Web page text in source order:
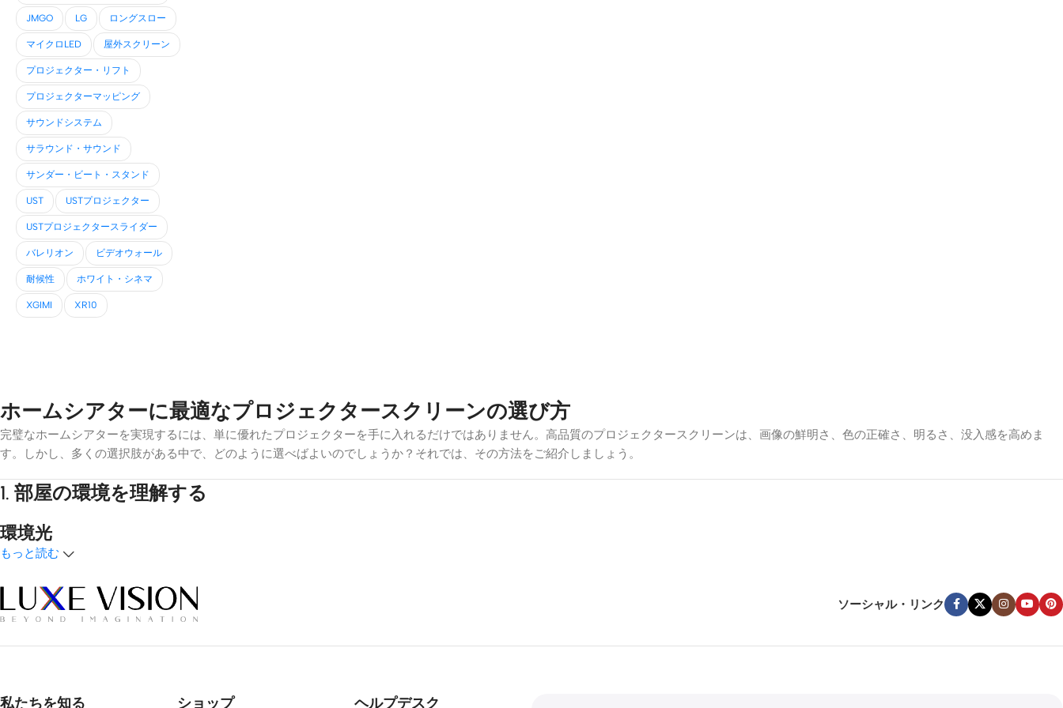
JMGO LG ロングスロー
マイクロLED 屋外スクリーン
プロジェクター・リフト
プロジェクターマッピング
サウンドシステム
サラウンド・サウンド
サンダー・ビート・スタンド
UST USTプロジェクター
USTプロジェクタースライダー
バレリオン ビデオウォール
耐候性 ホワイト・シネマ
XGIMI XR10
ホームシアターに最適なプロジェクタースクリーンの選び方
完璧なホームシアターを実現するには、単に優れたプロジェクターを手に入れるだけではありません。高品質のプロジェクタースクリーンは、画像の鮮明さ、色の正確さ、明るさ、没入感を高めま
す。しかし、多くの選択肢がある中で、どのように選べばよいのでしょうか？それでは、その方法をご紹介しましょう。
1. 部屋の環境を理解する
環境光
クリーンが効果的です。アンビエントライトリジェクティング（ALR）
コントラストと色の鮮やかさを保つために、スクリーンを使用することをお勧めしま
す。
部屋の広さ
もっと読む
ソーシャル・リンク
私たちを知る ショップ ヘルプデスク